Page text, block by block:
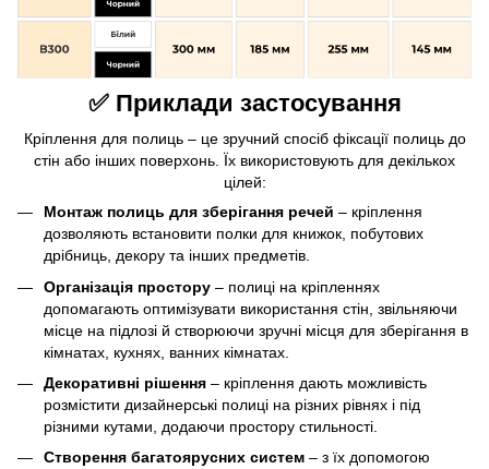
✅ Приклади застосування
Кріплення для полиць – це зручний спосіб фіксації полиць до
стін або інших поверхонь. Їх використовують для декількох
цілей:
Монтаж полиць для зберігання речей – кріплення
дозволяють встановити полки для книжок, побутових
дрібниць, декору та інших предметів.
Організація простору – полиці на кріпленнях
допомагають оптимізувати використання стін, звільняючи
місце на підлозі й створюючи зручні місця для зберігання в
кімнатах, кухнях, ванних кімнатах.
Декоративні рішення – кріплення дають можливість
розмістити дизайнерські полиці на різних рівнях і під
різними кутами, додаючи простору стильності.
Створення багатоярусних систем – з їх допомогою